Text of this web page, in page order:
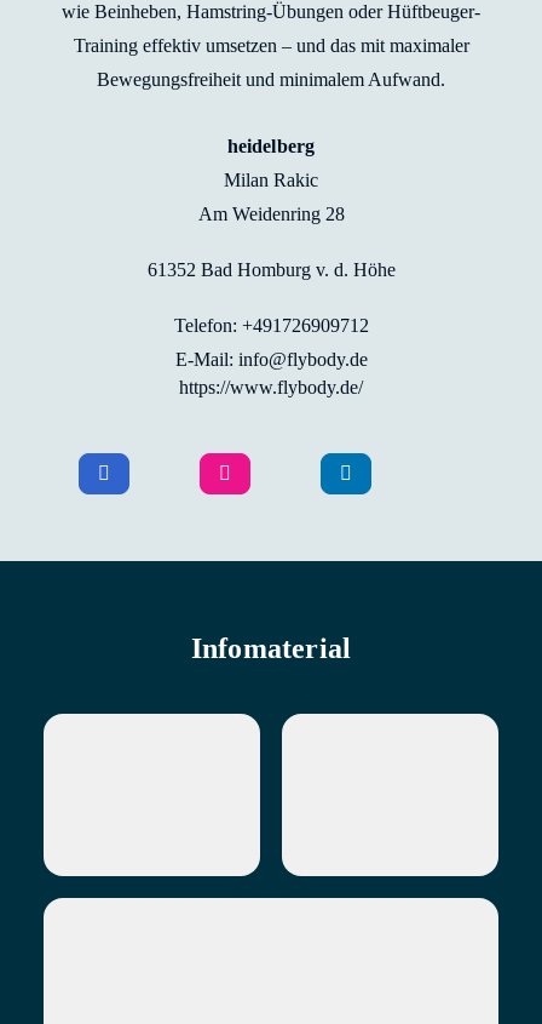
wie Beinheben, Hamstring-Übungen oder Hüftbeuger-
Training effektiv umsetzen – und das mit maximaler
Bewegungsfreiheit und minimalem Aufwand.
heidelberg
Milan Rakic
Am Weidenring 28
61352 Bad Homburg v. d. Höhe
Telefon: +491726909712
E-Mail: info@flybody.de
https://www.flybody.de/
Infomaterial